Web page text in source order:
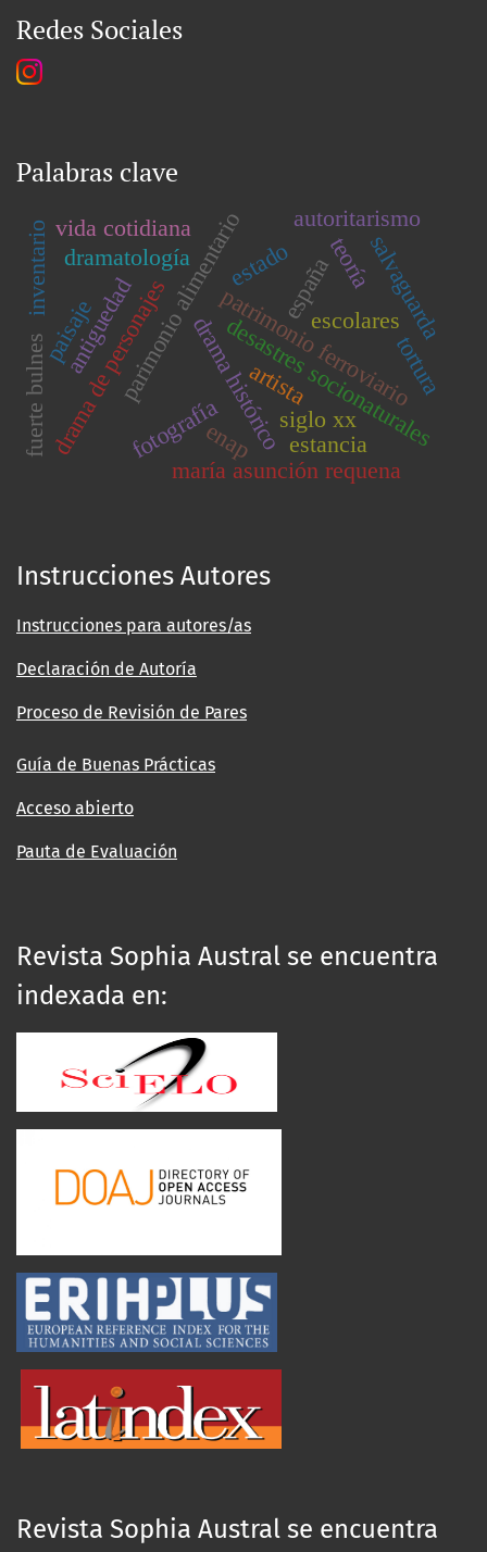
Redes Sociales
Palabras clave
escolares
parimonio alimentariopatrimonio ferroviario
dramatología
drama de personajesdrama histórico
maría asunción requena
fuerte bulnes desastres socionaturales
salvaguarda
antiguedad
inventario estado
autoritarismo
fotografía siglo xx
españa
paisaje
enap
vida cotidiana
tortura
teoría
estancia
artista
Instrucciones Autores
Instrucciones para autores/as
Declaración de Autoría
Proceso de Revisión de Pares
Guía de Buenas Prácticas
Acceso abierto
Pauta de Evaluación
Revista Sophia Austral se encuentra
indexada en:
Revista Sophia Austral se encuentra